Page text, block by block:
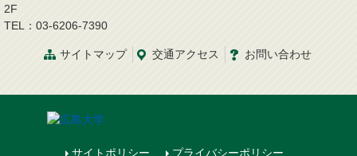
2F
TEL：03-6206-7390
サイトマップ 交通アクセス お問い合わせ
サイトポリシー プライバシーポリシー